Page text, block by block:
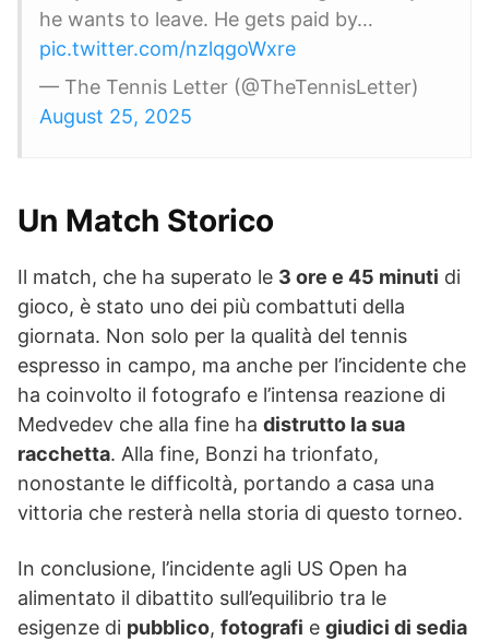
he wants to leave. He gets paid by…
pic.twitter.com/nzlqgoWxre
— The Tennis Letter (@TheTennisLetter)
August 25, 2025
Un Match Storico
Il match, che ha superato le 3 ore e 45 minuti di
gioco, è stato uno dei più combattuti della
giornata. Non solo per la qualità del tennis
espresso in campo, ma anche per l’incidente che
ha coinvolto il fotografo e l’intensa reazione di
Medvedev che alla fine ha distrutto la sua
racchetta. Alla fine, Bonzi ha trionfato,
nonostante le difficoltà, portando a casa una
vittoria che resterà nella storia di questo torneo.
In conclusione, l’incidente agli US Open ha
alimentato il dibattito sull’equilibrio tra le
esigenze di pubblico, fotografi e giudici di sedia